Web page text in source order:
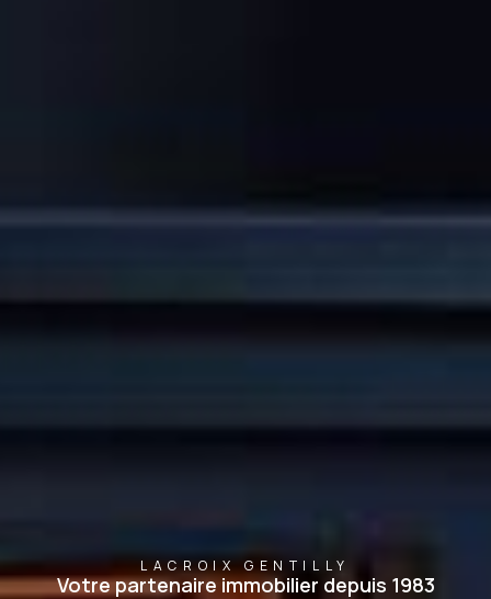
LACROIX GENTILLY
Votre partenaire immobilier depuis 1983